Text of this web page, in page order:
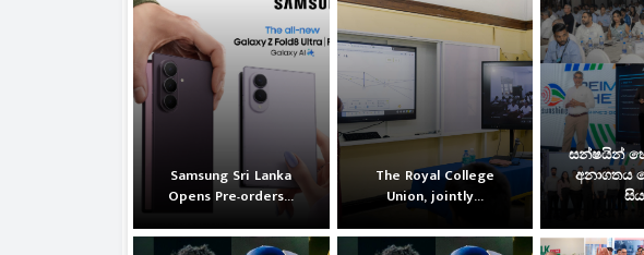
Samsung Sri Lanka
Opens Pre-orders...
The Royal College
Union, jointly...
සන්ෂයින්
අනාගතය